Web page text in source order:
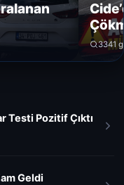
3341
Testi Pozitif Çıktı
Geldi